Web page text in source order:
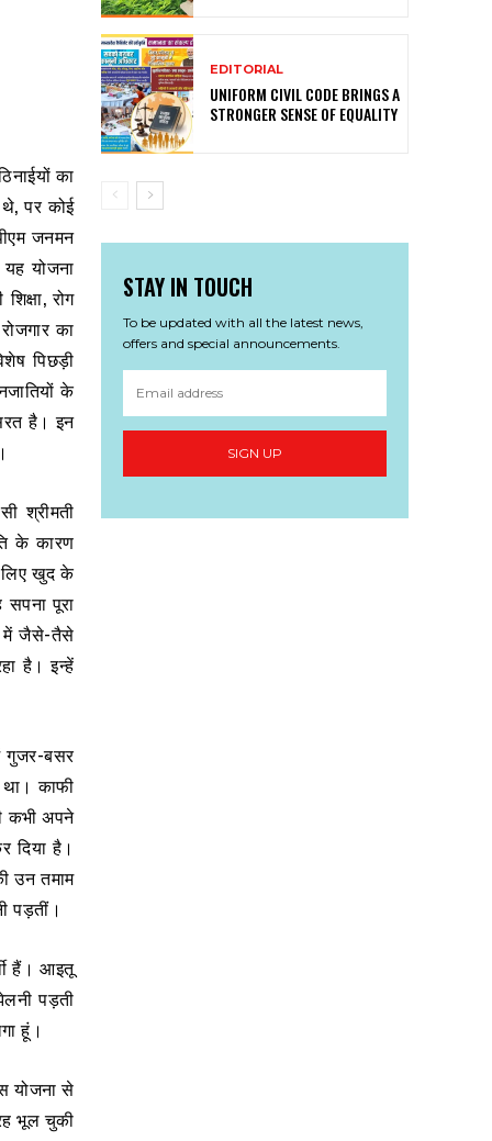
का
थे, पर कोई
जनमन
योजना
रोग
का
पिछड़ी
के
है। इन
श्रीमती
के कारण
लिए खुद के
पूरा
में जैसे-तैसे
है। इन्हें
गुजर-बसर
काफी
कभी अपने
है।
उन तमाम
पड़तीं।
हैं। आइतू
पड़ती
हूं।
योजना से
भूल चुकी
EDITORIAL
UNIFORM CIVIL CODE BRINGS A
STRONGER SENSE OF EQUALITY
STAY IN TOUCH
To be updated with all the latest news,
offers and special announcements.
SIGN UP